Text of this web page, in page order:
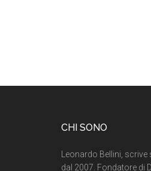
CHI SONO
Leonardo Bellini, scrive
dal 2007. Fondatore di